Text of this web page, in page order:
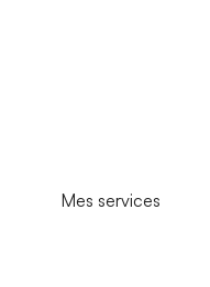
Mes services